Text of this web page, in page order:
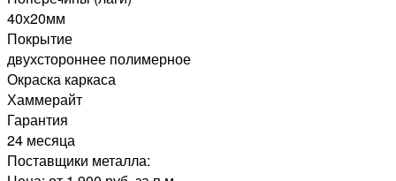
40х20мм
Покрытие
двухстороннее полимерное
Окраска каркаса
Хаммерайт
Гарантия
24 месяца
Поставщики металла: